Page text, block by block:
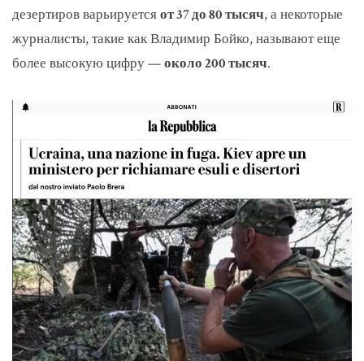
дезертиров варьируетсяот 37 до 80 тысяч, а некоторые
журналисты, такие как Владимир Бойко, называют еще
более высокую цифру —около 200 тысяч.